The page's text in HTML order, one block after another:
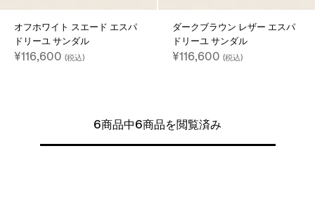
オフホワイト スエード エスパ
ドリーユ サンダル
¥116,600 (税込)
ダークブラウン レザー エスパ
ドリーユ サンダル
¥116,600 (税込)
6商品中6商品を閲覧済み